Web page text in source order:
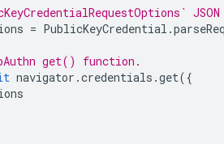
= PublicKeyCredential .
get() function.
navigator .credentials .get({